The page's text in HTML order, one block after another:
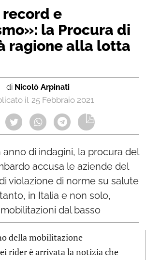
e
la Procura di
ragione alla lotta
di Nicolò Arpinati
25 Febbraio 2021
anno di indagini, la procura del
accusa le aziende del
violazione di norme su salute
in Italia e non solo,
dal basso
della mobilitazione
rider è arrivata la notizia che